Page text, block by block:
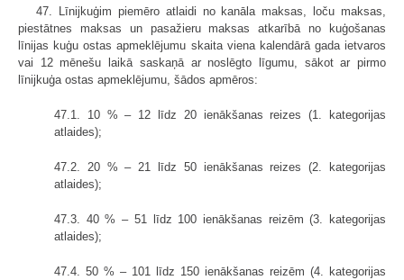
47. Līnijkuģim piemēro atlaidi no kanāla maksas, loču maksas,
piestātnes maksas un pasažieru maksas atkarībā no kuģošanas
līnijas kuģu ostas apmeklējumu skaita viena kalendārā gada ietvaros
vai 12 mēnešu laikā saskaņā ar noslēgto līgumu, sākot ar pirmo
līnijkuģa ostas apmeklējumu, šādos apmēros:
47.1. 10 % – 12 līdz 20 ienākšanas reizes (1. kategorijas
atlaides);
47.2. 20 % – 21 līdz 50 ienākšanas reizes (2. kategorijas
atlaides);
47.3. 40 % – 51 līdz 100 ienākšanas reizēm (3. kategorijas
atlaides);
47.4. 50 % – 101 līdz 150 ienākšanas reizēm (4. kategorijas